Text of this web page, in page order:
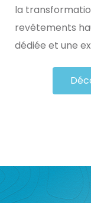
la
revêtements
dédiée et une